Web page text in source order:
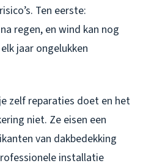
Ten eerste:
regen, en wind kan nog
jaar ongelukken
zelf reparaties doet en het
niet. Ze eisen een
van dakbedekking
installatie